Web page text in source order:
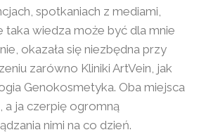
spotkaniach z mediami,
taka wiedza może być dla mnie
okazała się niezbędna przy
zarówno Kliniki ArtVein, jak
Genokosmetyka. Oba miejsca
a ja czerpię ogromną
nimi na co dzień.